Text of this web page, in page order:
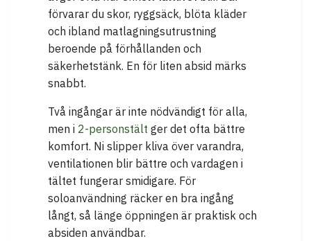
förvarar du skor, ryggsäck, blöta kläder
och ibland matlagningsutrustning
beroende på förhållanden och
säkerhetstänk. En för liten absid märks
snabbt.
Två ingångar är inte nödvändigt för alla,
men i 2-personstält ger det ofta bättre
komfort. Ni slipper kliva över varandra,
ventilationen blir bättre och vardagen i
tältet fungerar smidigare. För
soloanvändning räcker en bra ingång
långt, så länge öppningen är praktisk och
absiden användbar.